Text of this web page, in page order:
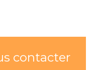
contacter